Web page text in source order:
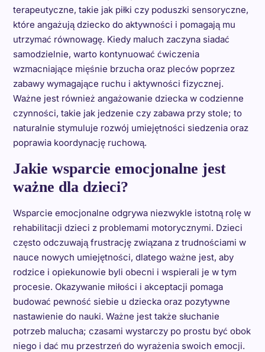
terapeutyczne, takie jak piłki czy poduszki sensoryczne,
które angażują dziecko do aktywności i pomagają mu
utrzymać równowagę. Kiedy maluch zaczyna siadać
samodzielnie, warto kontynuować ćwiczenia
wzmacniające mięśnie brzucha oraz pleców poprzez
zabawy wymagające ruchu i aktywności fizycznej.
Ważne jest również angażowanie dziecka w codzienne
czynności, takie jak jedzenie czy zabawa przy stole; to
naturalnie stymuluje rozwój umiejętności siedzenia oraz
poprawia koordynację ruchową.
Jakie wsparcie emocjonalne jest
ważne dla dzieci?
Wsparcie emocjonalne odgrywa niezwykle istotną rolę w
rehabilitacji dzieci z problemami motorycznymi. Dzieci
często odczuwają frustrację związana z trudnościami w
nauce nowych umiejętności, dlatego ważne jest, aby
rodzice i opiekunowie byli obecni i wspierali je w tym
procesie. Okazywanie miłości i akceptacji pomaga
budować pewność siebie u dziecka oraz pozytywne
nastawienie do nauki. Ważne jest także słuchanie
potrzeb malucha; czasami wystarczy po prostu być obok
niego i dać mu przestrzeń do wyrażenia swoich emocji.